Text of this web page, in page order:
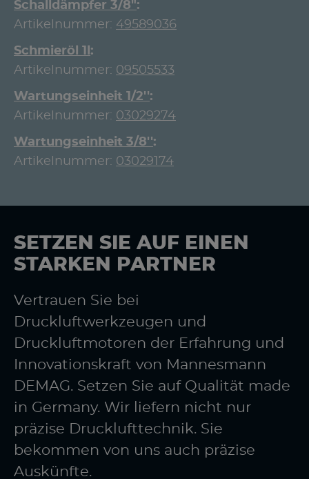
Schalldämpfer 3/8"
Artikelnummer: 49589036
Schmieröl 1l
Artikelnummer: 09505533
Wartungseinheit 1/2''
Artikelnummer: 03029274
Wartungseinheit 3/8''
Artikelnummer: 03029174
SETZEN SIE AUF EINEN
STARKEN PARTNER
Vertrauen Sie bei
Druckluftwerkzeugen und
Druckluftmotoren der Erfahrung und
Innovationskraft von Mannesmann
DEMAG. Setzen Sie auf Qualität made
in Germany. Wir liefern nicht nur
präzise Drucklufttechnik. Sie
bekommen von uns auch präzise
Auskünfte.